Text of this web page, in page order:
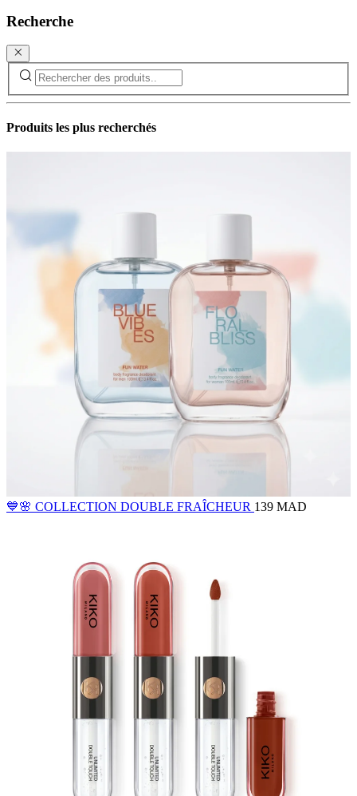
Recherche
Produits les plus recherchés
💙🌸 COLLECTION DOUBLE FRAÎCHEUR 139 MAD